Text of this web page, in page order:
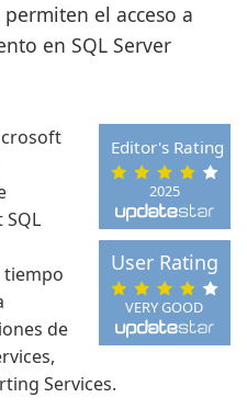
el acceso a
en SQL Server
2025
Editor's Rating
VERY GOOD
User Rating
de
Services.